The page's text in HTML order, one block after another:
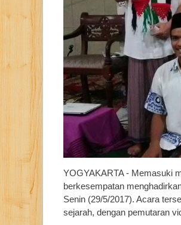
YOGYAKARTA - Memasuki
berkesempatan
Senin (29/5/2017). Acara
sejarah, dengan pemutaran